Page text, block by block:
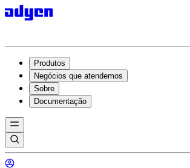
Produtos
Negócios que atendemos
Sobre
Documentação